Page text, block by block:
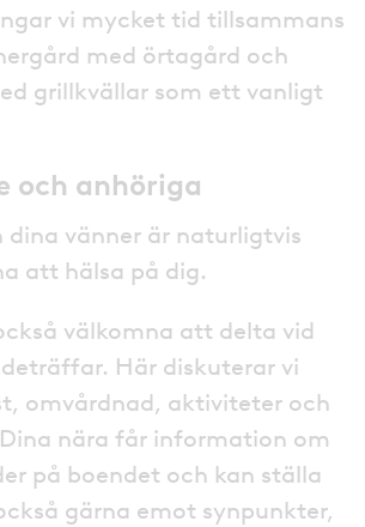
vi mycket tid tillsammans
med örtagård och
grillkvällar som ett vanligt
och anhöriga
dina vänner är naturligtvis
att hälsa på dig.
välkomna att delta vid
Här diskuterar vi
omvårdnad, aktiviteter och
nära får information om
på boendet och kan ställa
gärna emot synpunkter,